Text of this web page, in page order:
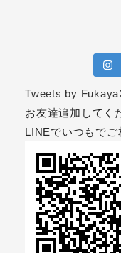
Tweets by
お友達追加してく
LINEでいつもでご